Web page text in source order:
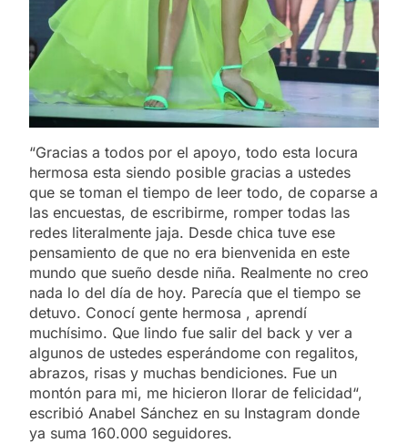
“Gracias a todos por el apoyo, todo esta locura
hermosa esta siendo posible gracias a ustedes
que se toman el tiempo de leer todo, de coparse a
las encuestas, de escribirme, romper todas las
redes literalmente jaja. Desde chica tuve ese
pensamiento de que no era bienvenida en este
mundo que sueño desde niña. Realmente no creo
nada lo del día de hoy. Parecía que el tiempo se
detuvo. Conocí gente hermosa , aprendí
muchísimo. Que lindo fue salir del back y ver a
algunos de ustedes esperándome con regalitos,
abrazos, risas y muchas bendiciones. Fue un
montón para mi, me hicieron llorar de felicidad“,
escribió Anabel Sánchez en su Instagram donde
ya suma 160.000 seguidores.